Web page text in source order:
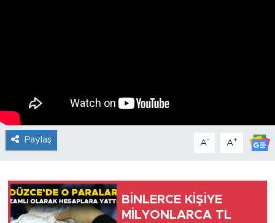
Paylaş A- A+
BİNLERCE KİŞİYE
MİLYONLARCA TL